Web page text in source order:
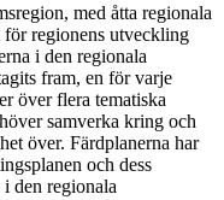
med åtta regionala
för regionens utveckling
i den regionala
fram, en för varje
över flera tematiska
samverka kring och
över. Färdplanerna har
och dess
den regionala